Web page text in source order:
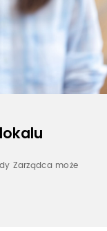
Zarządca może